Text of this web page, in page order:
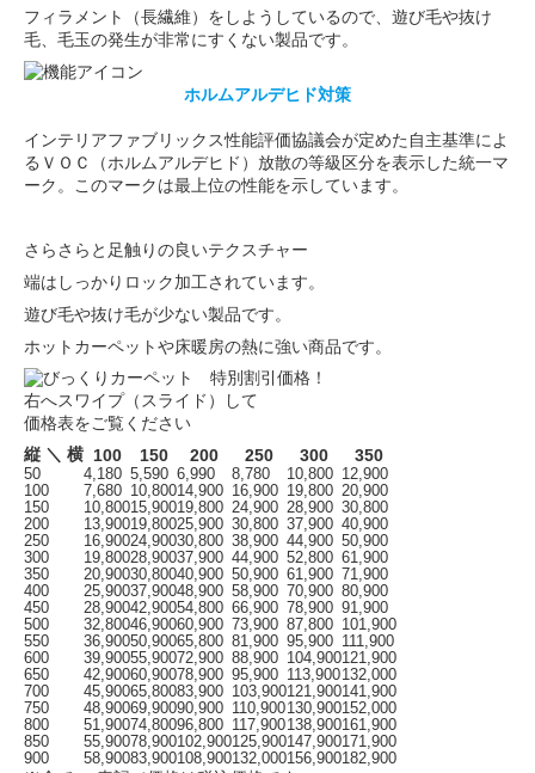
フィラメント（長繊維）をしようしているので、遊び毛や抜け
毛、毛玉の発生が非常にすくない製品です。
ホルムアルデヒド対策
インテリアファブリックス性能評価協議会が定めた自主基準によ
るＶＯＣ（ホルムアルデヒド）放散の等級区分を表示した統一マ
ーク。このマークは最上位の性能を示しています。
さらさらと足触りの良いテクスチャー
端はしっかりロック加工されています。
遊び毛や抜け毛が少ない製品です。
ホットカーペットや床暖房の熱に強い商品です。
右へスワイプ（スライド）して
価格表をご覧ください
縦 ＼ 横 100 150 200 250 300 350
50 4,180 5,590 6,990 8,780 10,800 12,900
100
7,680 10,80014,900 16,900 19,800 20,900
150
10,80015,90019,800 24,900 28,900 30,800
200
13,90019,80025,900 30,800 37,900 40,900
250
16,90024,90030,800 38,900 44,900 50,900
300
19,80028,90037,900 44,900 52,800 61,900
350
20,90030,80040,900 50,900 61,900
71,900
400
25,90037,90048,900 58,900 70,900 80,900
450
28,90042,90054,800 66,900 78,900 91,900
500
32,80046,90060,900 73,900 87,800 101,900
550
36,90050,90065,800 81,900 95,900 111,900
600
39,90055,90072,900 88,900 104,900121,900
650
42,90060,90078,900 95,900 113,900132,000
700
45,90065,80083,900 103,900121,900141,900
750
48,90069,90090,900 110,900130,900152,000
800
51,90074,80096,800 117,900138,900161,900
850
55,90078,900102,900125,900147,900171,900
900
58,90083,900108,900132,000156,900182,900